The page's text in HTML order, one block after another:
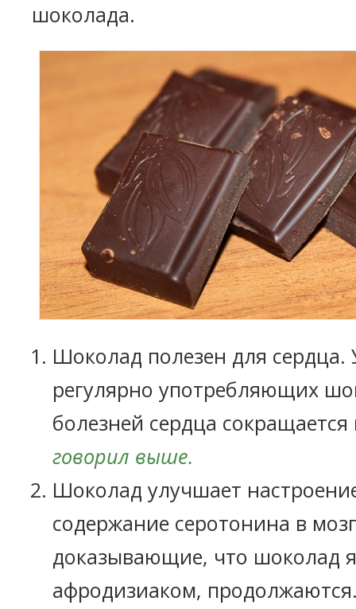
шоколада.
Шоколад полезен для
регулярно употребляющих
болезней сердца
говорил выше.
Шоколад улучшает
содержание серотонина в
доказывающие, что шоколад
афродизиаком,